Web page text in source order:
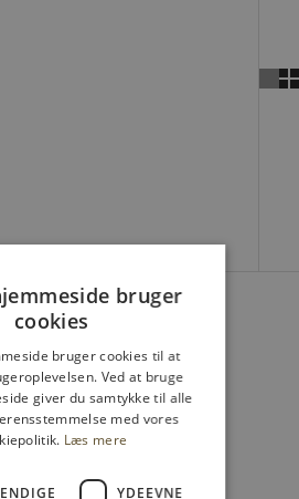
SPAR 50%bruger
cookies
bruger cookies til at
Ved at bruge
giver du samtykke til alle
med vores
Læs mere
YDEEVNE